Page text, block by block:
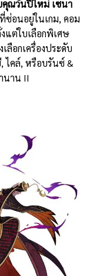
คุณวันปีใหม่ เซนา
ซ่อนอยู่ในเกม, คอม
แต่ใบเลือกพิเศษ
ลือกเครื่องประดับ
ไคล์, หรือบรันซ์ &
นาน II